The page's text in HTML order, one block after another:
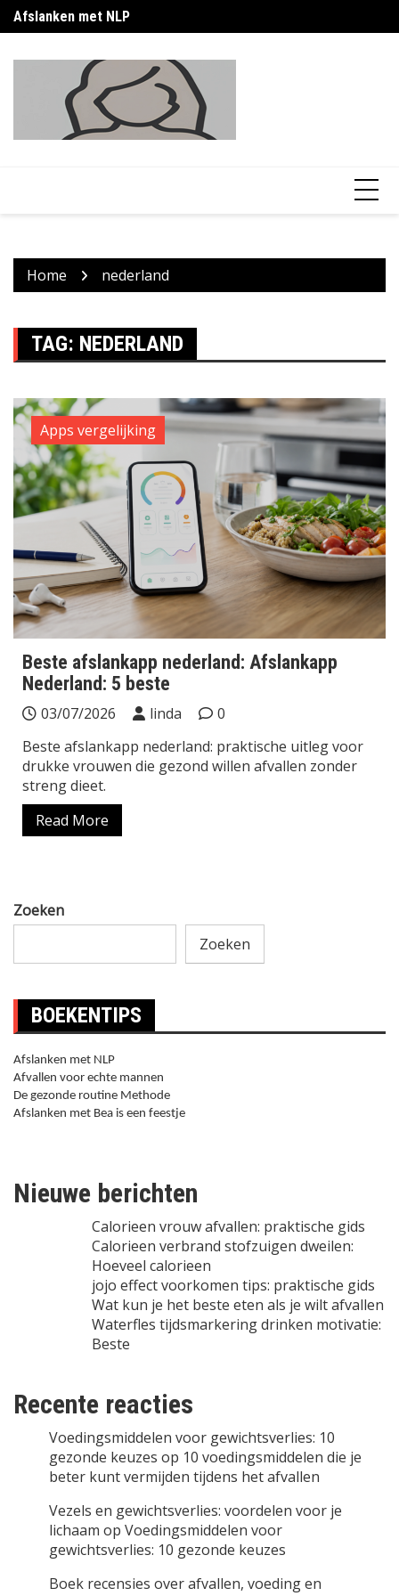
Skip
to
Afslanken met NLP
Home nederland
TAG: NEDERLAND
Apps vergelijking
Beste afslankapp nederland: Afslankapp
Nederland: 5 beste
03/07/2026 linda
0
Beste afslankapp nederland: praktische uitleg voor
drukke vrouwen die gezond willen afvallen zonder
streng dieet.
Read More
Zoeken
Zoeken
BOEKENTIPS
Afslanken met NLP
Afvallen voor echte mannen
De gezonde routine Methode
Afslanken met Bea is een feestje
Nieuwe berichten
Calorieen vrouw afvallen: praktische gids
Calorieen verbrand stofzuigen dweilen:
Hoeveel calorieen
jojo effect voorkomen tips: praktische gids
Wat kun je het beste eten als je wilt afvallen
Waterfles tijdsmarkering drinken motivatie:
Beste
Recente reacties
Voedingsmiddelen voor gewichtsverlies: 10
gezonde keuzes op 10 voedingsmiddelen die je
beter kunt vermijden tijdens het afvallen
Vezels en gewichtsverlies: voordelen voor je
lichaam op Voedingsmiddelen voor
gewichtsverlies: 10 gezonde keuzes
Boek recensies over afvallen, voeding en